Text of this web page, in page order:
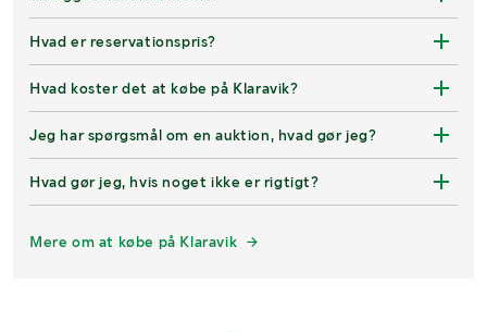
Hvad er reservationspris?
Hvad koster det at købe på Klaravik?
Jeg har spørgsmål om en auktion, hvad gør jeg?
Hvad gør jeg, hvis noget ikke er rigtigt?
Mere om at købe på Klaravik